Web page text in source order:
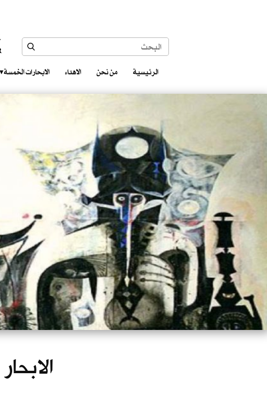
الرئيسية من نحن الاهداء الابحارات الخمسة ‎ ‎ ‎